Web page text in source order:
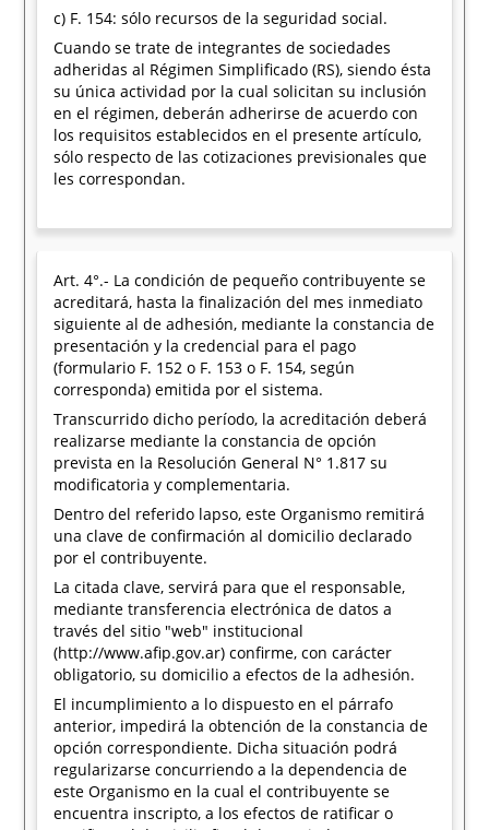
c) F. 154: sólo recursos de la seguridad social.
Cuando se trate de integrantes de sociedades
adheridas al Régimen Simplificado (RS), siendo ésta
su única actividad por la cual solicitan su inclusión
en el régimen, deberán adherirse de acuerdo con
los requisitos establecidos en el presente artículo,
sólo respecto de las cotizaciones previsionales que
les correspondan.
Art. 4°.- La condición de pequeño contribuyente se
acreditará, hasta la finalización del mes inmediato
siguiente al de adhesión, mediante la constancia de
presentación y la credencial para el pago
(formulario F. 152 o F. 153 o F. 154, según
corresponda) emitida por el sistema.
Transcurrido dicho período, la acreditación deberá
realizarse mediante la constancia de opción
prevista en la Resolución General N° 1.817 su
modificatoria y complementaria.
Dentro del referido lapso, este Organismo remitirá
una clave de confirmación al domicilio declarado
por el contribuyente.
La citada clave, servirá para que el responsable,
mediante transferencia electrónica de datos a
través del sitio "web" institucional
(http://www.afip.gov.ar) confirme, con carácter
obligatorio, su domicilio a efectos de la adhesión.
El incumplimiento a lo dispuesto en el párrafo
anterior, impedirá la obtención de la constancia de
opción correspondiente. Dicha situación podrá
regularizarse concurriendo a la dependencia de
este Organismo en la cual el contribuyente se
encuentra inscripto, a los efectos de ratificar o